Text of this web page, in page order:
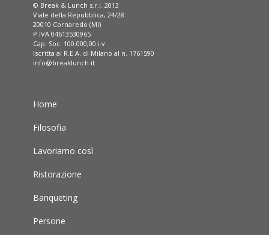
© Break & Lunch s.r.l. 2013
Viale della Repubblica, 24/28
20010 Cornaredo (MI)
P.IVA 04613530965
Cap. Soc. 100.000,00 i.v.
Iscritta al R.E.A. di Milano al n. 1761590
info@breaklunch.it
Home
Filosofia
Lavoriamo così
Ristorazione
Banqueting
Persone